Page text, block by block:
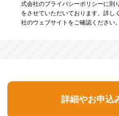
式会社のプライバシーポリシーに則
をさせていただいております。詳し
社のウェブサイトをご確認ください。
詳細やお申込